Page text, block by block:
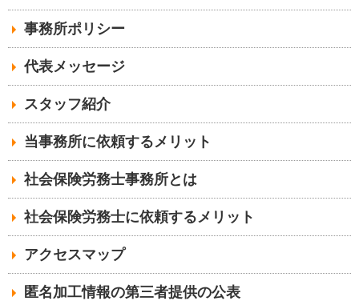
事務所ポリシー
代表メッセージ
スタッフ紹介
当事務所に依頼するメリット
社会保険労務士事務所とは
社会保険労務士に依頼するメリット
アクセスマップ
匿名加工情報の第三者提供の公表